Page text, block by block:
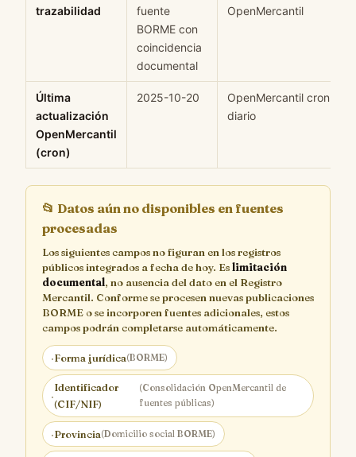
trazabilidad
fuente
BORME con
coincidencia
documental
OpenMercantil
Última
actualización
OpenMercantil
(cron)
2025-10-20
OpenMercantil cron
diario
📂 Datos aún no disponibles en fuentes
procesadas
Los siguientes campos no figuran en los registros
públicos integrados a fecha de hoy. Eslimitación
documental, no ausencia del dato en el Registro
Mercantil. Conforme se procesen nuevas publicaciones
BORME o se incorporen fuentes adicionales, estos
campos podrán completarse automáticamente.
·Forma jurídica(BORME)
·
Identificador
(CIF/NIF)
(Consolidación OpenMercantil de
fuentes públicas)
·Provincia(Domicilio social BORME)